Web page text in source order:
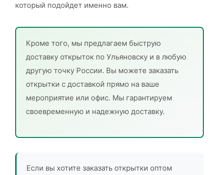
который подойдет именно вам.
Кроме того, мы предлагаем быструю
доставку открыток по Ульяновску и в любую
другую точку России. Вы можете заказать
открытки с доставкой прямо на ваше
мероприятие или офис. Мы гарантируем
своевременную и надежную доставку.
Если вы хотите заказать открытки оптом